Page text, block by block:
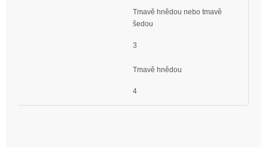
Tmavě hnědou nebo tmavě
šedou
3
Tmavě hnědou
4